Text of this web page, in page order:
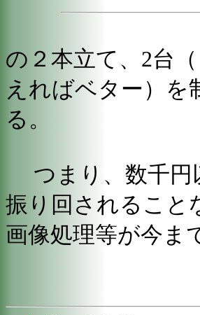
の２本立て、2台
えればベター）を
る。
つまり、数千円
振り回されること
画像処理等が今ま